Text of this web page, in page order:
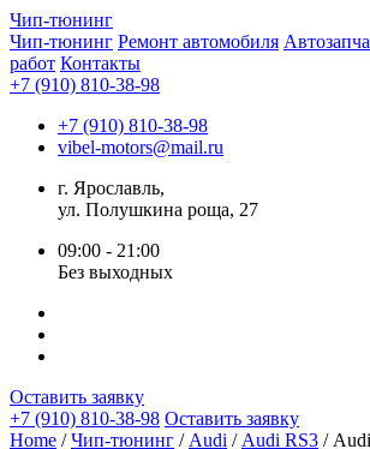
Чип-тюнинг
Чип-тюнинг Ремонт автомобиля
работ Контакты
+7 (910) 810-38-98
+7 (910) 810-38-98
vibel-motors@mail.ru
г. Ярославль,
ул. Полушкина роща, 27
09:00 - 21:00
Без выходных
Оставить заявку
+7 (910) 810-38-98 Оставить заявку
Home /Чип-тюнинг / Audi / Audi RS3 /